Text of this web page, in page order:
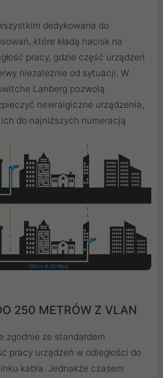
dedykowana do
które kładą nacisk na
pracy, gdzie część urządzeń
niezależnie od sytuacji. W
Lanberg pozwolą
newralgiczne urządzenia,
do najniższych numeracją
250 METRÓW Z VLAN
zgodnie ze standardem
pracy urządzeń w odległości do
kabla. Jednakże czasem